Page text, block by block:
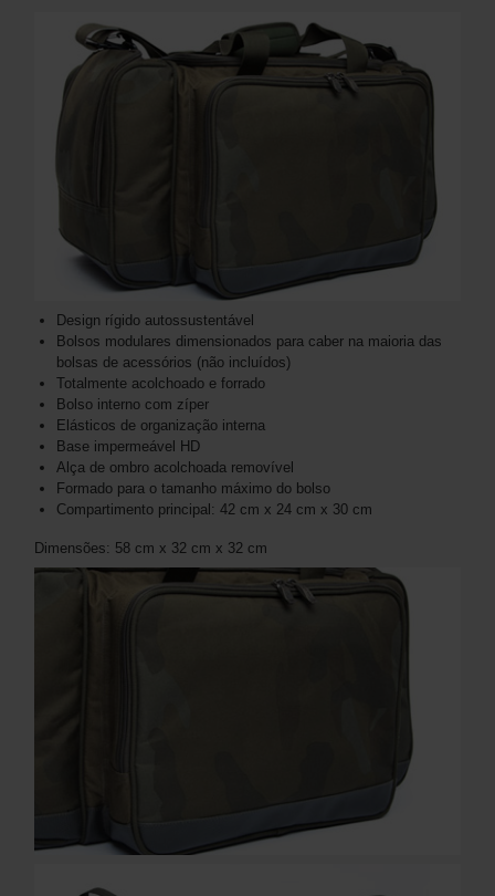
Design rígido autossustentável
Bolsos modulares dimensionados para caber na maioria das
bolsas de acessórios (não incluídos)
Totalmente acolchoado e forrado
Bolso interno com zíper
Elásticos de organização interna
Base impermeável HD
Alça de ombro acolchoada removível
Formado para o tamanho máximo do bolso
Compartimento principal: 42 cm x 24 cm x 30 cm
Dimensões: 58 cm x 32 cm x 32 cm